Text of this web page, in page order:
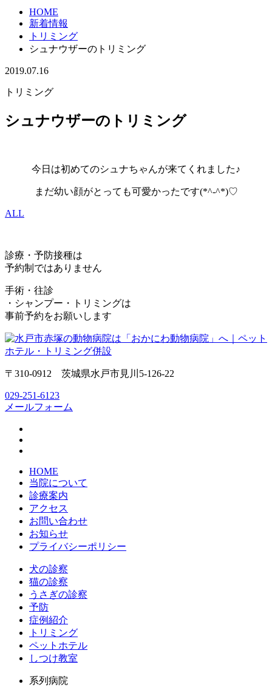
HOME
新着情報
トリミング
シュナウザーのトリミング
2019.07.16
トリミング
シュナウザーのトリミング
今日は初めてのシュナちゃんが来てくれました♪
まだ幼い顔がとっても可愛かったです(*^-^*)♡
ALL
診療・予防接種は
予約制ではありません
手術・往診
・シャンプー・トリミングは
事前予約をお願いします
〒310-0912 茨城県水戸市見川5-126-22
029-251-6123
メールフォーム
HOME
当院について
診療案内
アクセス
お問い合わせ
お知らせ
プライバシーポリシー
犬の診察
猫の診察
うさぎの診察
予防
症例紹介
トリミング
ペットホテル
しつけ教室
系列病院